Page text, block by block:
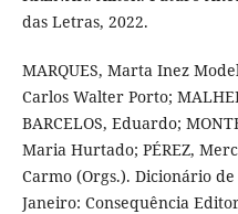
das Letras, 2022.
MARQUES, Marta Inez
Carlos Walter Porto;
BARCELOS, Eduardo;
Maria Hurtado; PÉREZ,
Carmo (Orgs.). Dicionário
Janeiro: Consequência